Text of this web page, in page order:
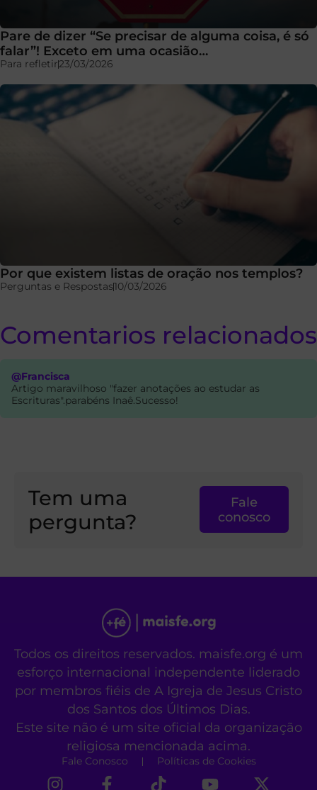
Pare de dizer “Se precisar de alguma coisa, é só
falar”! Exceto em uma ocasião…
Para refletir23/03/2026
Por que existem listas de oração nos templos?
Perguntas e Respostas10/03/2026
Comentarios relacionados
@Francisca
Artigo maravilhoso "fazer anotações ao estudar as
Escrituras".parabéns Inaê.Sucesso!
Tem uma
pergunta?
Fale
conosco
Todos os direitos reservados. maisfe.org é um
esforço internacional independente liderado
por membros fiéis de A Igreja de Jesus Cristo
dos Santos dos Últimos Dias.
Este site não é um site oficial da organização
religiosa mencionada acima.
Fale Conosco Políticas de Cookies